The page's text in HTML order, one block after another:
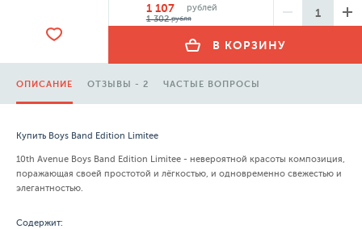
1 107
рублей
1 302рубля
В КОРЗИНУ
ОПИСАНИЕ ОТЗЫВЫ - 2 ЧАСТЫЕ ВОПРОСЫ
Купить Boys Band Edition Limitee
10th Avenue Boys Band Edition Limitee - невероятной красоты композиция,
поражающая своей простотой и лёгкостью, и одновременно свежестью и
элегантностью.
Содержит: